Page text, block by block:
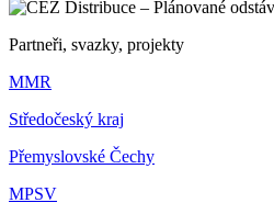
Partneři, svazky, projekty
MMR
Středočeský kraj
Přemyslovské Čechy
MPSV